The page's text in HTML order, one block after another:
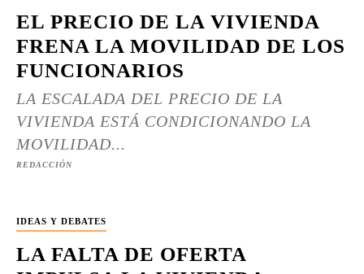
EL PRECIO DE LA VIVIENDA
FRENA LA MOVILIDAD DE LOS
FUNCIONARIOS
LA ESCALADA DEL PRECIO DE LA
VIVIENDA ESTÁ CONDICIONANDO LA
MOVILIDAD...
REDACCIÓN
IDEAS Y DEBATES
LA FALTA DE OFERTA